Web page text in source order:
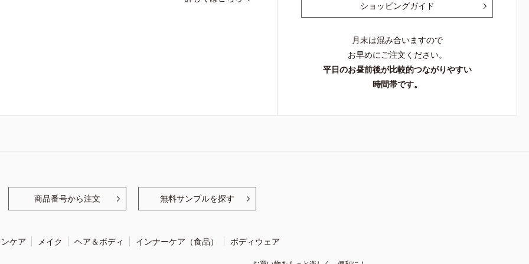
ショッピングガイド
月末は混み合いますので
お早めにご注文ください。
平日のお昼前後が比較的つながりやすい
時間帯です。
商品番号から注文 無料サンプルを探す
ケア メイク ヘア＆ボディ インナーケア（食品） ボディウェア